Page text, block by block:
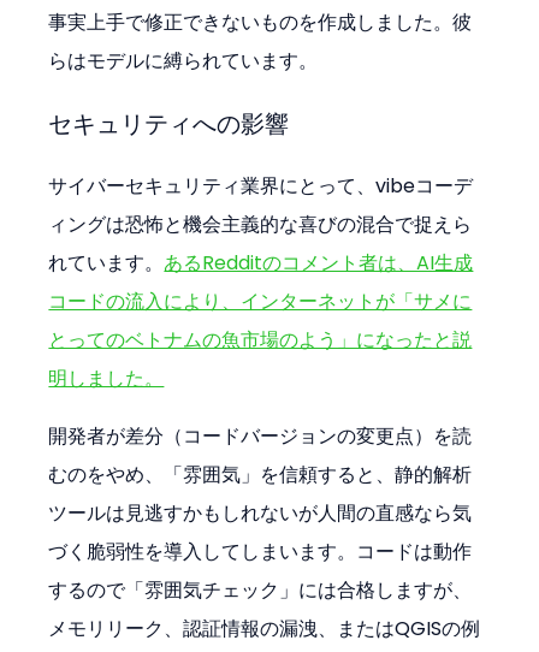
事実上手で修正できないものを作成しました。彼
らはモデルに縛られています。
セキュリティへの影響
サイバーセキュリティ業界にとって、vibeコーデ
ィングは恐怖と機会主義的な喜びの混合で捉えら
れています。 あるRedditのコメント者は、AI生成
コードの流入により、インターネットが「サメに
とってのベトナムの魚市場のよう」になったと説
明しました。
開発者が差分（コードバージョンの変更点）を読
むのをやめ、「雰囲気」を信頼すると、静的解析
ツールは見逃すかもしれないが人間の直感なら気
づく脆弱性を導入してしまいます。コードは動作
するので「雰囲気チェック」には合格しますが、
メモリリーク、認証情報の漏洩、またはQGISの例